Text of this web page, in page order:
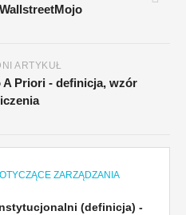
ARTYKUŁ
Priori - definicja, wzór
ZARZĄDZANIA
(definicja) -